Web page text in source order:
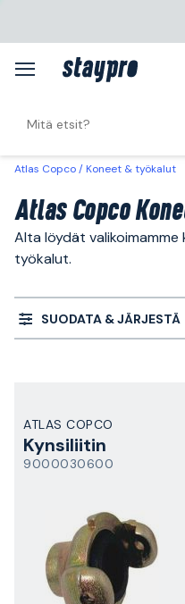
Atlas Copco Koneet & työkalut
Atlas Copco
Alta löydät
työkalut.
SUODATA & JÄRJESTÄ
ATLAS COPCO
Kynsiliitin
9000030600